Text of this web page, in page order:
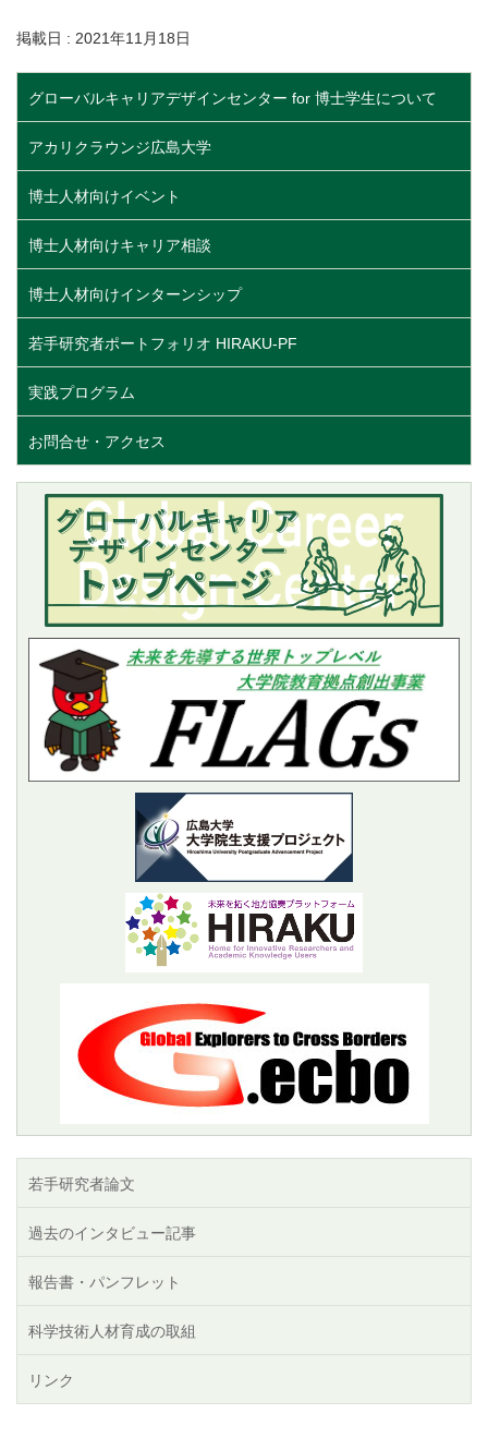
掲載日 : 2021年11月18日
グローバルキャリアデザインセンター for 博士学生について
アカリクラウンジ広島大学
博士人材向けイベント
博士人材向けキャリア相談
博士人材向けインターンシップ
若手研究者ポートフォリオ HIRAKU-PF
実践プログラム
お問合せ・アクセス
若手研究者論文
過去のインタビュー記事
報告書・パンフレット
科学技術人材育成の取組
リンク